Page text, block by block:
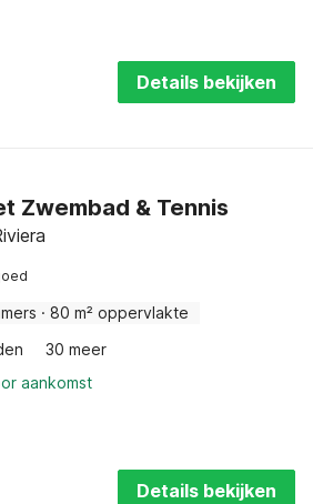
Details bekijken
Zwembad & Tennis
· 80 m² oppervlakte
30 meer
aankomst
Details bekijken